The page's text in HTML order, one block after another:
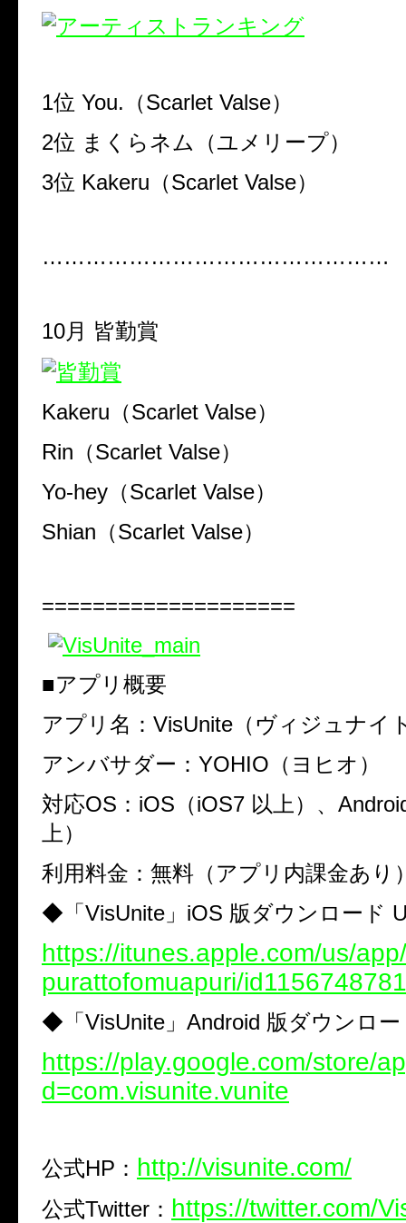
1位 You.（Scarlet Valse）
2位 まくらネム（ユメリープ）
3位 Kakeru（Scarlet Valse）
…………………………………………
10月 皆勤賞
Kakeru（Scarlet Valse）
Rin（Scarlet Valse）
Yo-hey（Scarlet Valse）
Shian（Scarlet Valse）
====================
■アプリ概要
アプリ名：VisUnite（ヴィジュナイ
アンバサダー：YOHIO（ヨヒオ）
対応OS：iOS（iOS7 以上）、
上）
利用料金：無料（アプリ内課金あり
◆「VisUnite」iOS 版ダウンロード
https://itunes.apple.com/us/
purattofomuapuri/
◆「VisUnite」Android 版ダウンロー
https://play.google.com/store/
d=com.visunite.vunite
公式HP： http://visunite.com/
公式Twitter： https://twitter.com/